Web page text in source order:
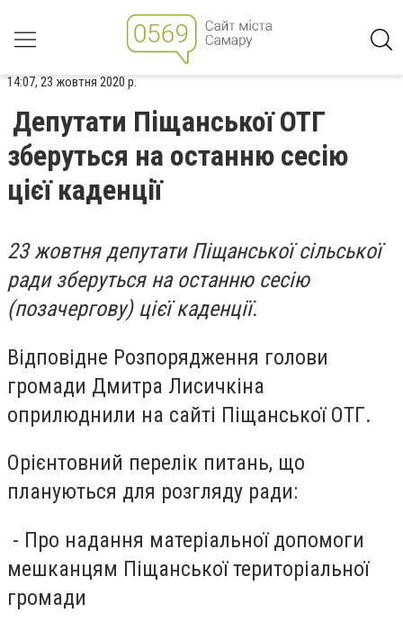
14:07, 23 жовтня 2020 р.
Депутати Піщанської ОТГ
зберуться на останню сесію
цієї каденції
23 жовтня депутати Піщанської сільської
ради зберуться на останню сесію
(позачергову) цієї каденції.
Відповідне Розпорядження голови
громади Дмитра Лисичкіна
оприлюднили на сайті Піщанської ОТГ.
Орієнтовний перелік питань, що
плануються для розгляду ради:
- Про надання матеріальної допомоги
мешканцям Піщанської територіальної
громади